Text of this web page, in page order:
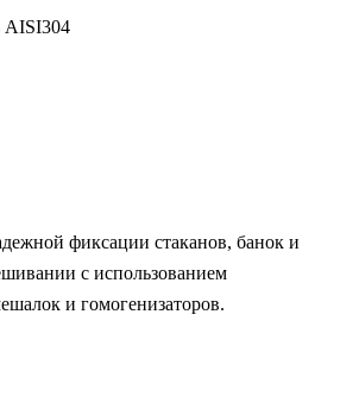
AISI304
фиксации стаканов, банок и
с использованием
и гомогенизаторов.